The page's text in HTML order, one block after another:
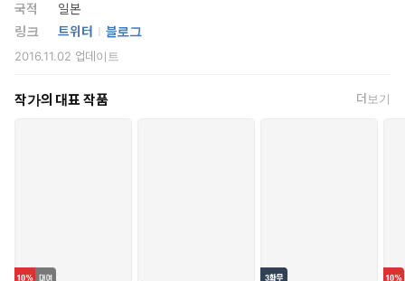
“수인 남자애에게 마음을 빼앗겨서 넋을 놓는 건 이상할까?”
인간과 수인. 종족을 넘은 두 사람의 사랑의 행방을 둘러싼 순수하고
KOETE KOINI NARU © 2021 by Chihiro Yuzuki/SHUEISHA
국적
일본
링크
트위터 블로그
2016.11.02 업데이트
작가의 대표 작품 더보기